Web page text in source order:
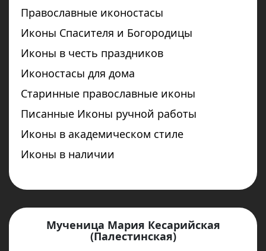
Православные иконостасы
Иконы Спасителя и Богородицы
Иконы в честь праздников
Иконостасы для дома
Старинные православные иконы
Писанные Иконы ручной работы
Иконы в академическом стиле
Иконы в наличии
Мученица Мария Кесарийская
(Палестинская)